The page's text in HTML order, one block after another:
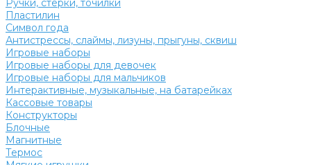
Ручки, стерки, точилки
Пластилин
Символ года
Антистрессы, слаймы, лизуны, прыгуны, сквиш
Игровые наборы
Игровые наборы для девочек
Игровые наборы для мальчиков
Интерактивные, музыкальные, на батарейках
Кассовые товары
Конструкторы
Блочные
Магнитные
Термос